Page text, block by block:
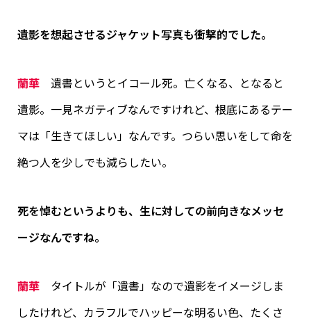
遺影を想起させるジャケット写真も衝撃的でした。
蘭華遺書というとイコール死。亡くなる、となると
遺影。一見ネガティブなんですけれど、根底にあるテー
マは「生きてほしい」なんです。つらい思いをして命を
絶つ人を少しでも減らしたい。
死を悼むというよりも、生に対しての前向きなメッセ
ージなんですね。
蘭華タイトルが「遺書」なので遺影をイメージしま
したけれど、カラフルでハッピーな明るい色、たくさ